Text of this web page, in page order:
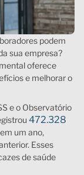
podem
sua empresa?
oferece
e melhorar o
e o Observatório
472.328
em um ano,
Esses
de saúde